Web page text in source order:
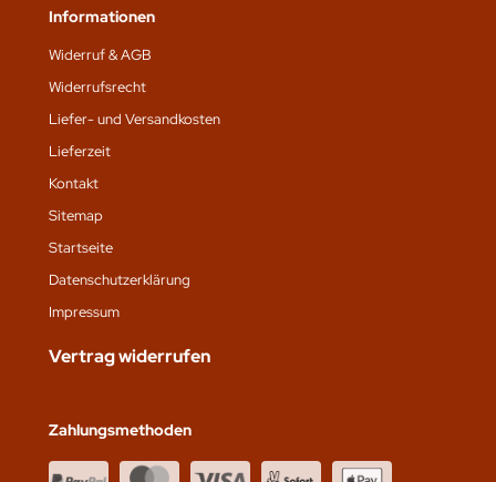
Informationen
Widerruf & AGB
Widerrufsrecht
Liefer- und Versandkosten
Lieferzeit
Kontakt
Sitemap
Startseite
Datenschutz­erklärung
Impressum
Vertrag widerrufen
Zahlungsmethoden